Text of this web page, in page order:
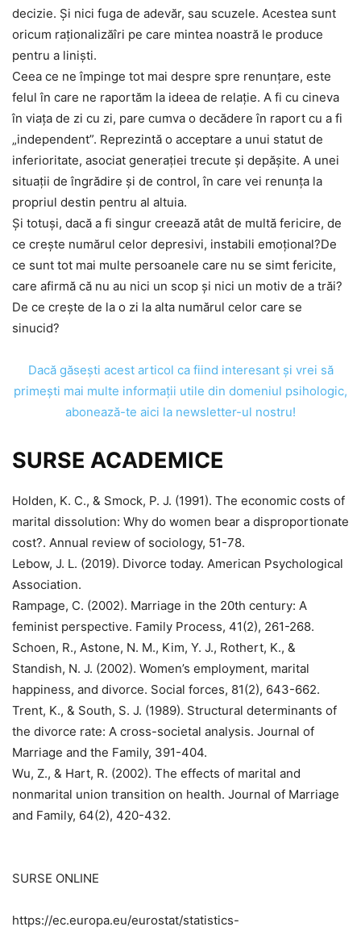
decizie. Şi nici fuga de adevăr, sau scuzele. Acestea sunt
oricum raţionalizăîri pe care mintea noastră le produce
pentru a linişti.
Ceea ce ne împinge tot mai despre spre renunţare, este
felul în care ne raportăm la ideea de relaţie. A fi cu cineva
în viaţa de zi cu zi, pare cumva o decădere în raport cu a fi
„independent”. Reprezintă o acceptare a unui statut de
inferioritate, asociat generaţiei trecute şi depăşite. A unei
situaţii de îngrădire şi de control, în care vei renunţa la
propriul destin pentru al altuia.
Şi totuşi, dacă a fi singur creează atât de multă fericire, de
ce creşte numărul celor depresivi, instabili emoţional?De
ce sunt tot mai multe persoanele care nu se simt fericite,
care afirmă că nu au nici un scop şi nici un motiv de a trăi?
De ce creşte de la o zi la alta numărul celor care se
sinucid?
Dacă găseşti acest articol ca fiind interesant şi vrei să
primeşti mai multe informaţii utile din domeniul psihologic,
abonează-te aici la newsletter-ul nostru!
SURSE ACADEMICE
Holden, K. C., & Smock, P. J. (1991). The economic costs of
marital dissolution: Why do women bear a disproportionate
cost?. Annual review of sociology, 51-78.
Lebow, J. L. (2019). Divorce today. American Psychological
Association.
Rampage, C. (2002). Marriage in the 20th century: A
feminist perspective. Family Process, 41(2), 261-268.
Schoen, R., Astone, N. M., Kim, Y. J., Rothert, K., &
Standish, N. J. (2002). Women’s employment, marital
happiness, and divorce. Social forces, 81(2), 643-662.
Trent, K., & South, S. J. (1989). Structural determinants of
the divorce rate: A cross-societal analysis. Journal of
Marriage and the Family, 391-404.
Wu, Z., & Hart, R. (2002). The effects of marital and
nonmarital union transition on health. Journal of Marriage
and Family, 64(2), 420-432.
SURSE ONLINE
https://ec.europa.eu/eurostat/statistics-